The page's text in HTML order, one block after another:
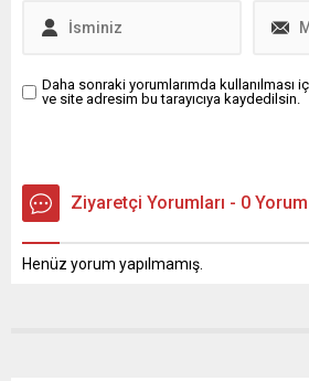
Daha sonraki yorumlarımda kullanılması
ve site adresim bu tarayıcıya kaydedilsin.
Ziyaretçi Yorumları - 0 Yorum
Henüz yorum yapılmamış.